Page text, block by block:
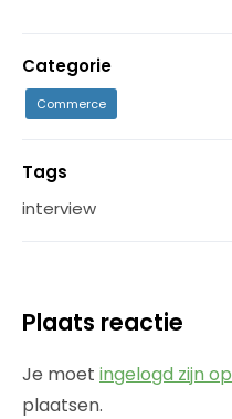
Categorie
Commerce
Tags
interview
Plaats reactie
Je moet ingelogd zijn op
plaatsen.